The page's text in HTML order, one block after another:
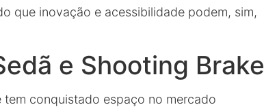
que inovação e acessibilidade podem, sim,
e Shooting Brake
conquistado espaço no mercado